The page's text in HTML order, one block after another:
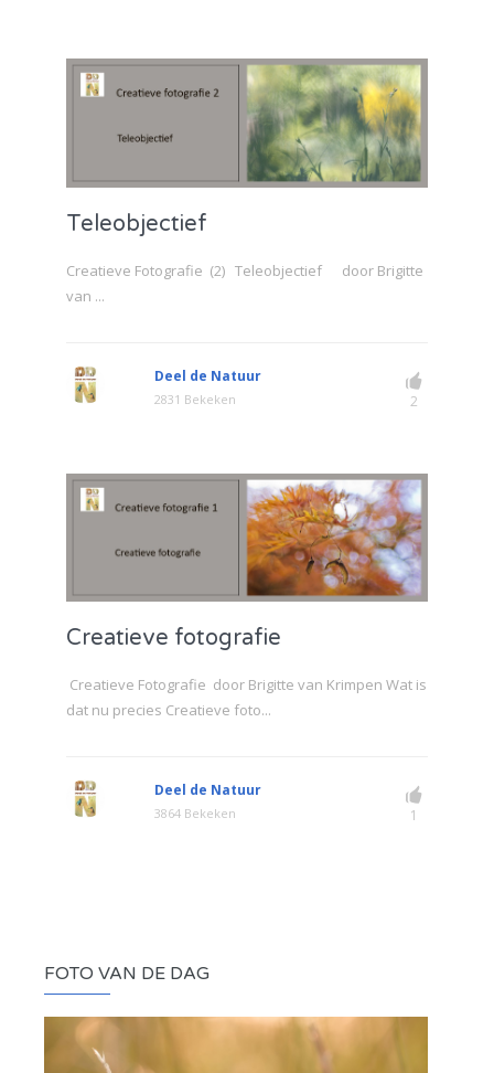
Teleobjectief
Creatieve Fotografie (2) Teleobjectief door Brigitte
van ...
Deel de Natuur
2831 Bekeken 2
Creatieve fotografie
Creatieve Fotografie door Brigitte van Krimpen Wat is
dat nu precies Creatieve foto...
Deel de Natuur
3864 Bekeken 1
FOTO VAN DE DAG